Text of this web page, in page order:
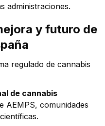
administraciones.
y futuro de
regulado de cannabis
de cannabis
AEMPS, comunidades